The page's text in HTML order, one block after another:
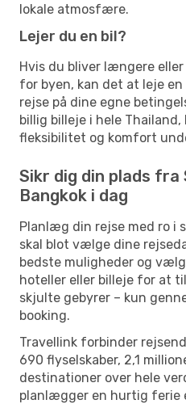
lokale atmosfære.
Lejer du en bil?
Hvis du bliver længere
for byen, kan det at leje
rejse på dine egne
billig billeje i hele
fleksibilitet og komfort
Sikr dig din plads
Bangkok i dag
Planlæg din rejse med ro i
skal blot vælge dine
bedste muligheder og
hoteller eller billeje for at
skjulte gebyrer – kun
booking.
Travellink forbinder
690 flyselskaber, 2,1
destinationer over hele
planlægger en hurtig ferie